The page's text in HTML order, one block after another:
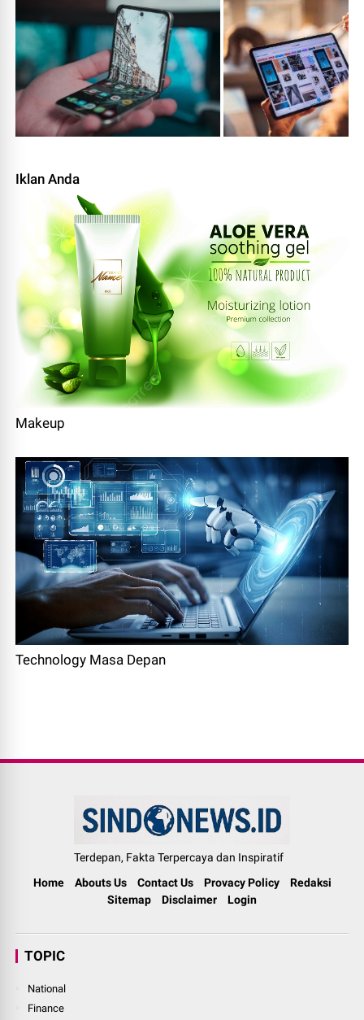
Iklan Anda
Makeup
Technology Masa Depan
Terdepan, Fakta Terpercaya dan Inspiratif
Home
Abouts Us Contact Us Provacy Policy
Redaksi
Sitemap
Disclaimer Login
TOPIC
National
Finance